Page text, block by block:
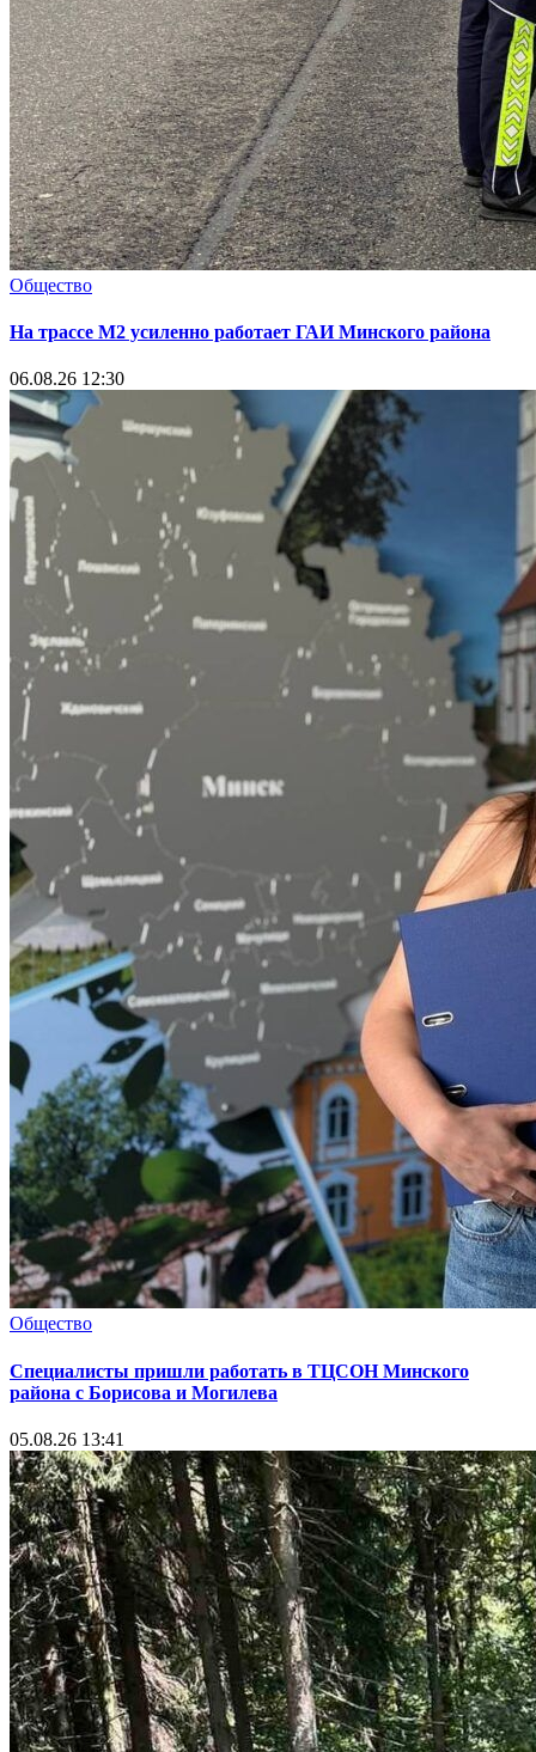
Общество
На трассе М2 усиленно работает ГАИ Минского района
06.08.26 12:30
Общество
Специалисты пришли работать в ТЦСОН Минского
района с Борисова и Могилева
05.08.26 13:41